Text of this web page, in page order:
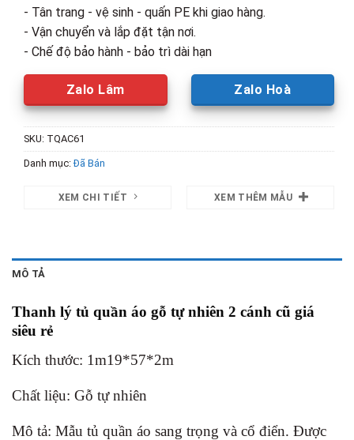
- Tân trang - vệ sinh - quấn PE khi giao hàng.
- Vận chuyển và lắp đặt tận nơi.
- Chế độ bảo hành - bảo trì dài hạn
Zalo Lâm Zalo Hoà
SKU: TQAC61
Danh mục:Đã Bán
XEM CHI TIẾT XEM THÊM MẪU
MÔ TẢ
Thanh lý tủ quần áo gỗ tự nhiên 2 cánh cũ giá
siêu rẻ
Kích thước: 1m19*57*2m
Chất liệu: Gỗ tự nhiên
Mô tả: Mẫu tủ quần áo sang trọng và cổ điển. Được